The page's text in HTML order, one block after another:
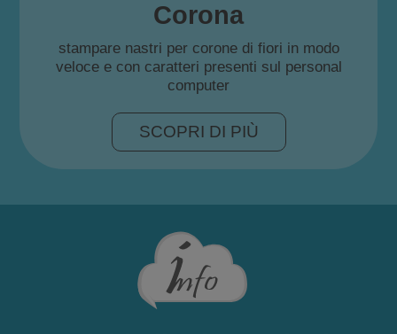
Corona
stampare nastri per corone di fiori in modo
veloce e con caratteri presenti sul personal
computer
SCOPRI DI PIÙ